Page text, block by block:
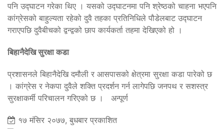
पनि उद्घाटन गरेका थिए । यसको उद्घाटनमा पनि श्रेष्ठको चाहना भएपनि
कांग्रेसको बाहुल्यता रहेको दुवै तहका प्रतिनिधिले पौडेलबाट उद्घाटन
गराएपछि दुवैबीचको द्वन्द्वको छाप कार्यकर्ता तहमा देखिएको हो ।
बिहानैदेखि सुरक्षा कडा
प्रशासनले बिहानैदेखि दमौली र आसपासको क्षेत्रमा सुरक्षा कडा पारेको छ
। कांग्रेस र नेकपा दुवैले शक्ति प्रदर्शन गर्न लागेपछि जनपथ र सशस्त्र
सुरक्षाकर्मी परिचालन गरिएको छ । अन्पूर्ण
१७ मंसिर २०७७, बुधबार प्रकाशित